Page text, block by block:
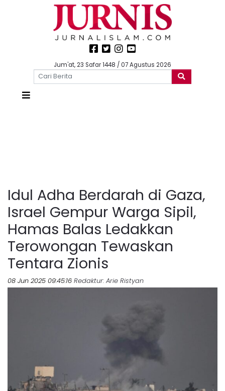
Jum'at, 23 Safar 1448 / 07 Agustus 2026
Idul Adha Berdarah di Gaza,
Israel Gempur Warga Sipil,
Hamas Balas Ledakkan
Terowongan Tewaskan
Tentara Zionis
08 Jun 2025 09:45:16 Redaktur: Arie Ristyan